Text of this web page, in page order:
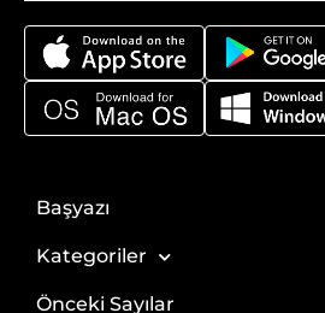
Başyazı
Kategoriler
Önceki Sayılar